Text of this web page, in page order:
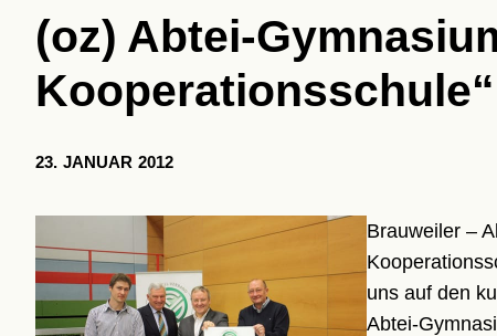
(oz) Abtei-
Kooperationsschule“
23. JANUAR 2012
Brauweiler –
uns auf den
Abtei-